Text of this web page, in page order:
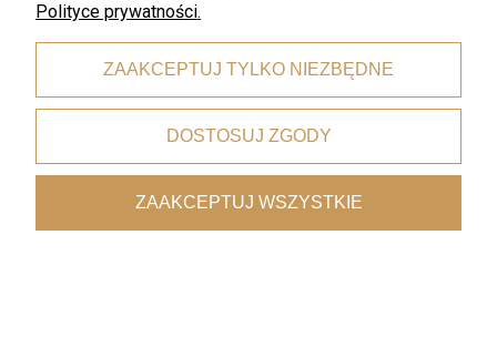
Heart & Soul
Schonwald - Heart & Soul
Avocado filiżanka do espresso z
45,05 zł 53,00 zł
misa na zupy/ makarony 23cm
116,05 zł 136,53 zł
Polityce prywatności.
ZAAKCEPTUJ TYLKO NIEZBĘDNE
DOSTOSUJ ZGODY
ZAAKCEPTUJ WSZYSTKIE